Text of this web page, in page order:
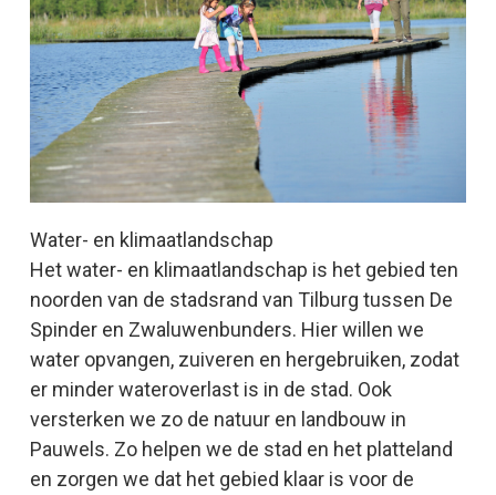
Water- en klimaatlandschap
Het water- en klimaatlandschap is het gebied ten
noorden van de stadsrand van Tilburg tussen De
Spinder en Zwaluwenbunders. Hier willen we
water opvangen, zuiveren en hergebruiken, zodat
er minder wateroverlast is in de stad. Ook
versterken we zo de natuur en landbouw in
Pauwels. Zo helpen we de stad en het platteland
en zorgen we dat het gebied klaar is voor de